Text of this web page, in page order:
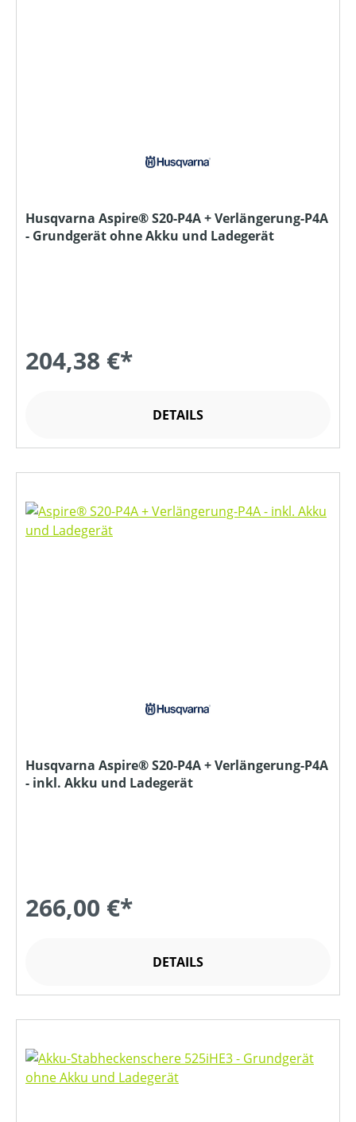
Husqvarna Aspire® S20-P4A + Verlängerung-P4A
- Grundgerät ohne Akku und Ladegerät
204,38 €*
DETAILS
Husqvarna Aspire® S20-P4A + Verlängerung-P4A
- inkl. Akku und Ladegerät
266,00 €*
DETAILS